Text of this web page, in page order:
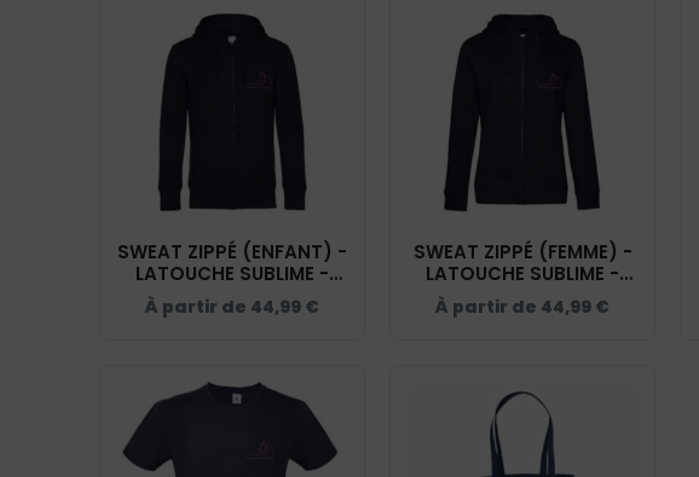
SWEAT ZIPPÉ (ENFANT) -
LATOUCHE SUBLIME -
NAVY - K455
À partir de 44,99 €
SWEAT ZIPPÉ (FEMME) -
LATOUCHE SUBLIME -
NAVY - BCW03Q
À partir de 44,99 €